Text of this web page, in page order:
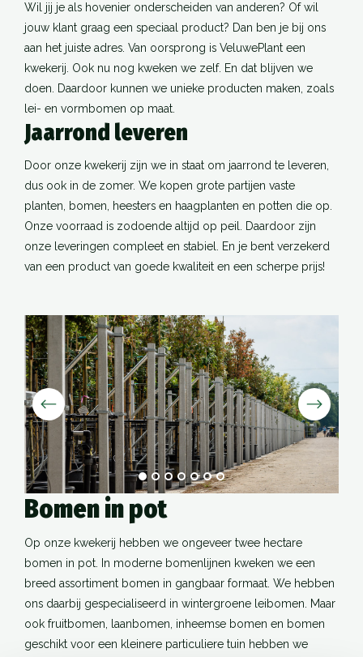
Wil jij je als hovenier onderscheiden van anderen? Of wil
jouw klant graag een speciaal product? Dan ben je bij ons
aan het juiste adres. Van oorsprong is VeluwePlant een
kwekerij. Ook nu nog kweken we zelf. En dat blijven we
doen. Daardoor kunnen we unieke producten maken, zoals
lei- en vormbomen op maat.
Jaarrond leveren
Door onze kwekerij zijn we in staat om jaarrond te leveren,
dus ook in de zomer. We kopen grote partijen vaste
planten, bomen, heesters en haagplanten en potten die op.
Onze voorraad is zodoende altijd op peil. Daardoor zijn
onze leveringen compleet en stabiel. En je bent verzekerd
van een product van goede kwaliteit en een scherpe prijs!
Bomen in pot
Op onze kwekerij hebben we ongeveer twee hectare
bomen in pot. In moderne bomenlijnen kweken we een
breed assortiment bomen in gangbaar formaat. We hebben
ons daarbij gespecialiseerd in wintergroene leibomen. Maar
ook fruitbomen, laanbomen, inheemse bomen en bomen
geschikt voor een kleinere particuliere tuin hebben we